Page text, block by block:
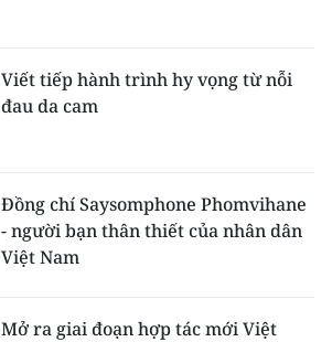
Viết tiếp hành trình hy vọng từ nỗi
đau da cam
Đồng chí Saysomphone Phomvihane
- người bạn thân thiết của nhân dân
Việt Nam
Mở ra giai đoạn hợp tác mới Việt